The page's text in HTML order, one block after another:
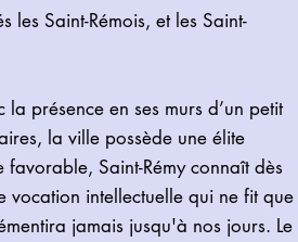
les Saint-Rémois, et les Saint-
la présence en ses murs d’un petit
la ville possède une élite
favorable, Saint-Rémy connaît dès
vocation intellectuelle qui ne fit que
jamais jusqu'à nos jours. Le